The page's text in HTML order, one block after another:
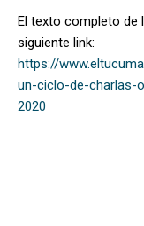
El texto completo de
siguiente link:
https://
un-ciclo-de-charlas-
2020